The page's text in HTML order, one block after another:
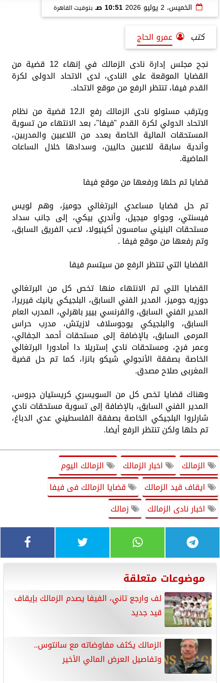
الخميس، 2 يوليو 2026 10:51 صـ بتوقيت القاهرة
كتب
عمرو الحاج
نجح مجلس إدارة نادى الزمالك في إنهاء 12 قضية من
القضايا الموقعة على النادى، لدى الاتحاد الدولى لكرة
القدم فيفا، تنتظر الرفع من موقع الاتحاد.
ويترقب مسئولو نادى الزمالك رفع الـ12 قضية من نظام
الاتحاد الدولي لكرة القدم "فيفا"، بعد الانتهاء من تسوية
المستحقات المالية الخاصة بعدد من اللاعبين والمدربين،
وأندية سابقة للاعبين حاليين، وسدادها خلال الساعات
الماضية.
قضايا تم حلها ورفعها من موقع فيفا
تم حل قضايا مساعدي البرتغالي جوميز، وهم لويس
فيسنتي، وجواو ميجيل، وأندري بيكي، إلى جانب سداد
مستحقات البنيني سامسون أكينيولا، لاعب الفريق السابق،
وتم رفعها من موقع فيفا .
القضايا التي تنتظر الرفع من سيتسم فيفا
القضايا التي تم الانتهاء منها تخص كل من البرتغالي
جوزيه جوميز، المدير الفني السابق، البلجيكي يانيك فيريرا،
المدير الفني السابق، والفرنسي بيير باهرلي، المدرب العام
السابق، والبلجيكي يوجوسلاف لازيتش، مدرب حراس
المرمى السابق، بالإضافة إلى مستحقات أحمد الجفالي،
وعمر فرج، ومستحقات نادي إستريلا دا أمادورا البرتغالي
الخاصة بصفقة الأنجولي شيكو بانزا، كما تم حل قضية
المغربى صلاح مصدق.
وهناك قضايا تخص كل من السويسري كريستيان جروس،
المدير الفني السابق، بالإضافة إلى تسوية مستحقات نادي
شارلروا البلجيكي الخاصة بصفقة الفلسطيني عدي الدباغ،
تم حلها ولكن تنتظر الرفع أيضا.
الزمالك اخبار الزمالك
الزمالك اليوم
ايقاف قيد الزمالك
قضايا الزمالك فى فيفا
اخبار نادى الزمالك
زمالك
موضوعات متعلقة
لف وارجع تاني، الفيفا يصدم الزمالك بإيقاف
قيد جديد
الزمالك يكثف مفاوضاته مع سانتوس..
وتفاصيل العرض المالي الأخير